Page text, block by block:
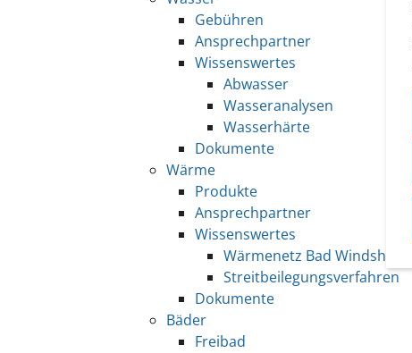
Gebühren
Ansprechpartner
Wissenswertes
Abwasser
Wasseranalysen
Wasserhärte
Dokumente
Wärme
Produkte
Ansprechpartner
Wissenswertes
Wärmenetz Bad Windsheim
Streitbeilegungsverfahren
Dokumente
Bäder
Freibad